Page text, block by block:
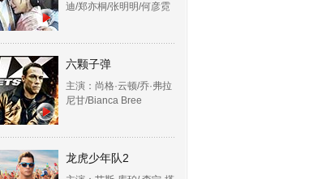
迪/郑亦桐/张明明/何彦霓
六颗子弹
主演：尚格·云顿/乔·弗拉
尼甘/Bianca Bree
龙虎少年队2